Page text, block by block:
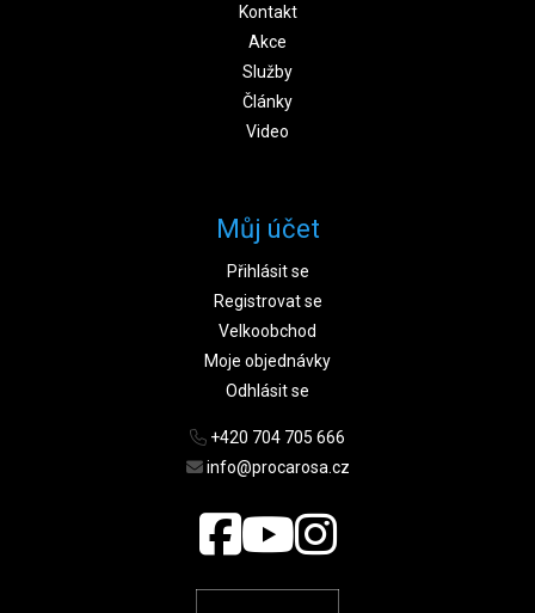
Kontakt
Akce
Služby
Články
Video
Můj účet
Přihlásit se
Registrovat se
Velkoobchod
Moje objednávky
Odhlásit se
+420 704 705 666
info@procarosa.cz